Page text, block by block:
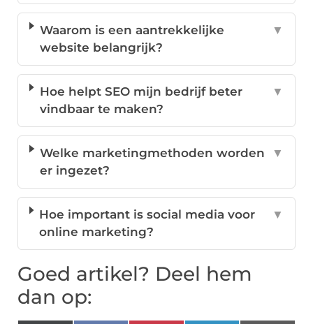
Waarom is een aantrekkelijke
website belangrijk?
▼
Hoe helpt SEO mijn bedrijf beter
vindbaar te maken?
▼
Welke marketingmethoden worden
er ingezet?
▼
Hoe important is social media voor
online marketing?
▼
Goed artikel? Deel hem
dan op: